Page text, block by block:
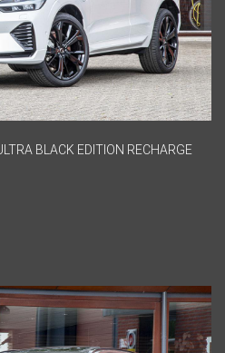
BLACK EDITION RECHARGE